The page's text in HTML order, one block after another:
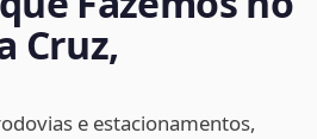
Cruz,
e estacionamentos,